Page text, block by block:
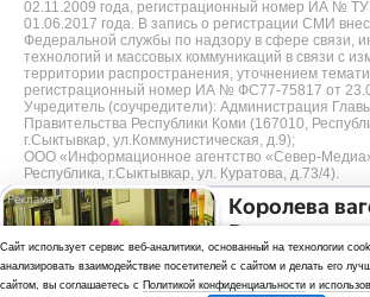
02.11.2009 года, регистрационный номер ИА №
01.06.2017 года. В запись о регистрации СМИ
Федеральной службы по надзору в сфере связи,
технологий и массовых коммуникаций в связи с
территории распространения, уточнением
регистрационный номер ИА № ФС77-75817 от
Учредитель (соучредители): Администрация
Правительства Республики Коми (167010,
г.Сыктывкар, ул.Коммунистическая, д.9);
ООО «Информационное агентство «Север-
Республика, г.Сыктывкар, ул. Куратова, д.73/4).
Разработка сайта — web-студия «Цифровой Век»
Королева
Видео не
конфиденциальности
Cайт использует сервис веб-аналитики, основанный на технологии
анализировать взаимодействие посетителей с сайтом и делать его
сайтом, вы соглашаетесь с Политикой конфиденциальности и